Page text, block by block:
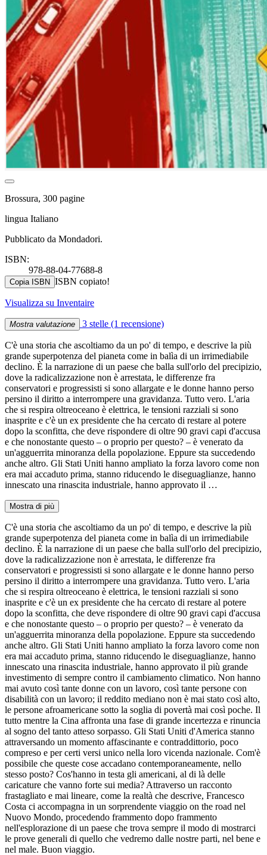
Brossura, 300 pagine
lingua Italiano
Pubblicato da Mondadori.
ISBN:
978-88-04-77688-8
Copia ISBN ISBN copiato!
Visualizza su Inventaire
Mostra valutazione 3 stelle (1 recensione)
C'è una storia che ascoltiamo da un po' di tempo, e descrive la più
grande superpotenza del pianeta come in balìa di un irrimediabile
declino. È la narrazione di un paese che balla sull'orlo del precipizio,
dove la radicalizzazione non è arrestata, le differenze fra
conservatori e progressisti si sono allargate e le donne hanno perso
persino il diritto a interrompere una gravidanza. Tutto vero. L'aria
che si respira oltreoceano è elettrica, le tensioni razziali si sono
inasprite e c'è un ex presidente che ha cercato di restare al potere
dopo la sconfitta, che deve rispondere di oltre 90 gravi capi d'accusa
e che nonostante questo – o proprio per questo? – è venerato da
un'agguerrita minoranza della popolazione. Eppure sta succedendo
anche altro. Gli Stati Uniti hanno ampliato la forza lavoro come non
era mai accaduto prima, stanno riducendo le diseguaglianze, hanno
innescato una rinascita industriale, hanno approvato il …
Mostra di più
C'è una storia che ascoltiamo da un po' di tempo, e descrive la più
grande superpotenza del pianeta come in balìa di un irrimediabile
declino. È la narrazione di un paese che balla sull'orlo del precipizio,
dove la radicalizzazione non è arrestata, le differenze fra
conservatori e progressisti si sono allargate e le donne hanno perso
persino il diritto a interrompere una gravidanza. Tutto vero. L'aria
che si respira oltreoceano è elettrica, le tensioni razziali si sono
inasprite e c'è un ex presidente che ha cercato di restare al potere
dopo la sconfitta, che deve rispondere di oltre 90 gravi capi d'accusa
e che nonostante questo – o proprio per questo? – è venerato da
un'agguerrita minoranza della popolazione. Eppure sta succedendo
anche altro. Gli Stati Uniti hanno ampliato la forza lavoro come non
era mai accaduto prima, stanno riducendo le diseguaglianze, hanno
innescato una rinascita industriale, hanno approvato il più grande
investimento di sempre contro il cambiamento climatico. Non hanno
mai avuto così tante donne con un lavoro, così tante persone con
disabilità con un lavoro; il reddito mediano non è mai stato così alto,
le persone afroamericane sotto la soglia di povertà mai così poche. Il
tutto mentre la Cina affronta una fase di grande incertezza e rinuncia
al sogno del tanto atteso sorpasso. Gli Stati Uniti d'America stanno
attraversando un momento affascinante e contraddittorio, poco
compreso e per certi versi unico nella loro vicenda nazionale. Com'è
possibile che queste cose accadano contemporaneamente, nello
stesso posto? Cos'hanno in testa gli americani, al di là delle
caricature che vanno forte sui media? Attraverso un racconto
frastagliato e mai lineare, come la realtà che descrive, Francesco
Costa ci accompagna in un sorprendente viaggio on the road nel
Nuovo Mondo, procedendo frammento dopo frammento
nell'esplorazione di un paese che trova sempre il modo di mostrarci
le prove generali di quello che vedremo dalle nostre parti, nel bene e
nel male. Buon viaggio.